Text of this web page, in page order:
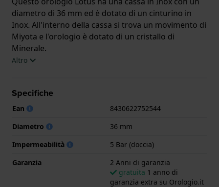
diametro di 36 mm ed è dotato di un cinturino in
Inox. All'interno della cassa si trova un movimento di
Miyota e l'orologio è dotato di un cristallo di
Minerale.
fornito con 2 Anni di garanzia.
Altro
Specifiche
Ean
8430622752544
Diametro
36 mm
Impermeabilità
5 Bar (doccia)
Garanzia
2 Anni di garanzia
gratuita 1 anno di
garanzia extra su Orologio.it